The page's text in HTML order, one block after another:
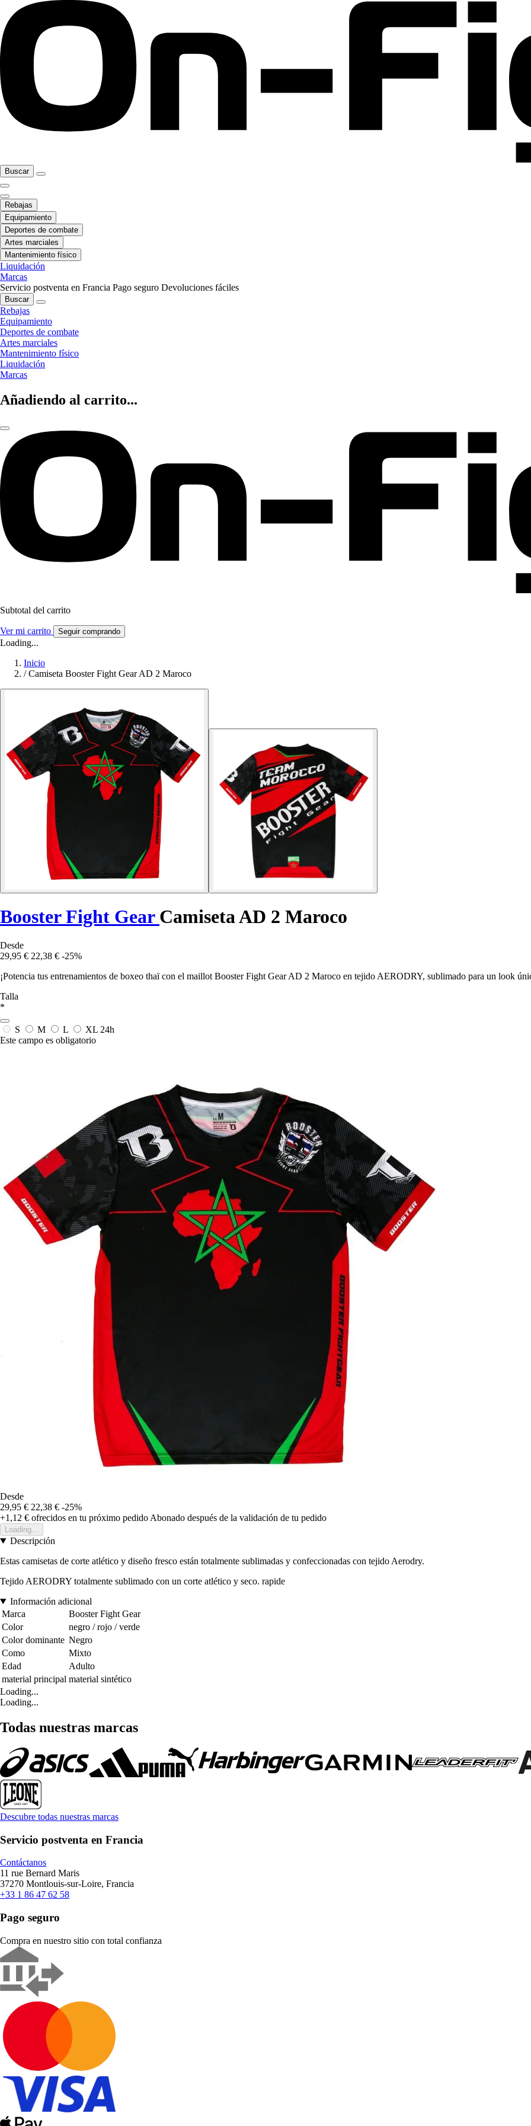
Buscar
Rebajas
Equipamiento
Deportes de combate
Artes marciales
Mantenimiento físico
Liquidación
Marcas
Servicio postventa en Francia Pago seguro Devoluciones fáciles
Buscar
Rebajas
Equipamiento
Deportes de combate
Artes marciales
Mantenimiento físico
Liquidación
Marcas
Añadiendo al carrito...
Subtotal del carrito
Ver mi carrito Seguir comprando
Loading...
Inicio
/ Camiseta Booster Fight Gear AD 2 Maroco
Booster Fight Gear Camiseta AD 2 Maroco
Desde
29,95 € 22,38 € -25%
¡Potencia tus entrenamientos de boxeo thaï con el maillot Booster Fight Gear AD 2 Maroco en tejido AERODRY, sublimado para un look
Talla
*
S M L XL 24h
Este campo es obligatorio
Desde
29,95 € 22,38 € -25%
+1,12 € ofrecidos en tu próximo pedido Abonado después de la validación de tu pedido
Loading...
Descripción
Estas camisetas de corte atlético y diseño fresco están totalmente sublimadas y confeccionadas con tejido Aerodry.
Tejido AERODRY totalmente sublimado con un corte atlético y seco. rapide
Información adicional
Marca
Booster Fight Gear
Color
negro / rojo / verde
Color dominante Negro
Como
Mixto
Edad
Adulto
material principal material sintético
Loading...
Loading...
Todas nuestras marcas
Descubre todas nuestras marcas
Servicio postventa en Francia
Contáctanos
11 rue Bernard Maris
37270 Montlouis-sur-Loire, Francia
+33 1 86 47 62 58
Pago seguro
Compra en nuestro sitio con total confianza